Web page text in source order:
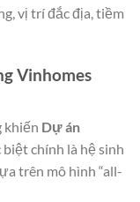
vị trí đắc địa, tiềm
Vinhomes
khiến Dự án
chính là hệ sinh
trên mô hình “all-